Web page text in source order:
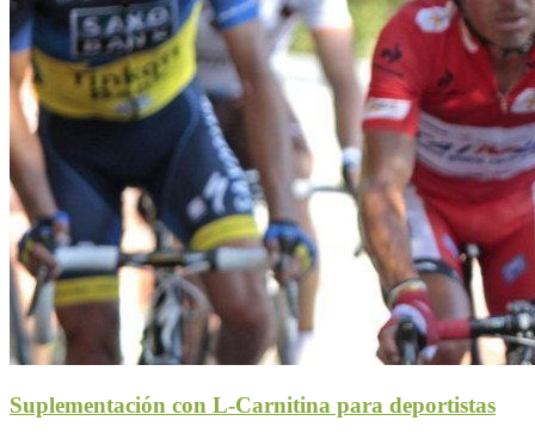
Suplementación con L-Carnitina para deportistas